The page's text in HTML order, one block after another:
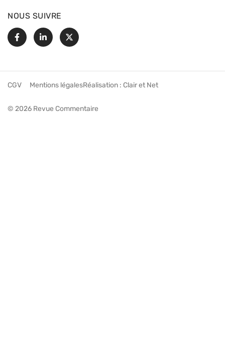
NOUS SUIVRE
FacebookLinkedin
X
© 2026 Revue Commentaire
CGV Mentions légalesRéalisation : Clair et Net